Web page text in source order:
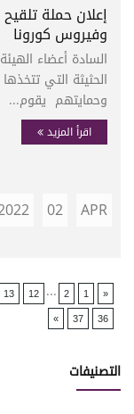
إعلان حملة تلقيح
وفيروس كورونا
السادة أعضاء
الحثيثة التي
وحمايتهم يقوم...
اقرأ المزيد
APR
02
«
1
2
...
12
13
36
37
»
التصنيفات